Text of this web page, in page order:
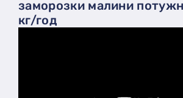
заморозки малини
кг/год